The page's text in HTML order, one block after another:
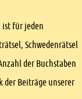
für jeden
Schwedenrätsel
der Buchstaben
der Beiträge unserer